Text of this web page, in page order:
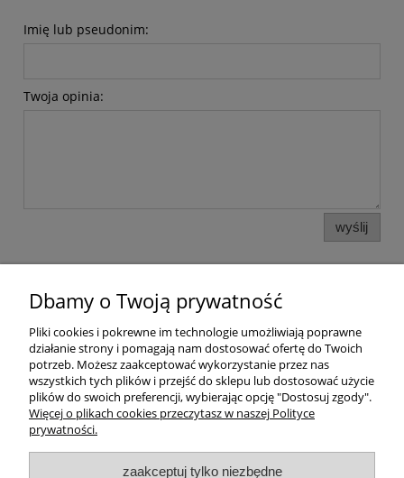
Imię lub pseudonim:
Twoja opinia:
wyślij
Pomoc
Dostawa
Moje konto
Dbamy o Twoją prywatność
Pliki cookies i pokrewne im technologie umożliwiają poprawne
działanie strony i pomagają nam dostosować ofertę do Twoich
potrzeb. Możesz zaakceptować wykorzystanie przez nas
wszystkich tych plików i przejść do sklepu lub dostosować użycie
plików do swoich preferencji, wybierając opcję "Dostosuj zgody".
Więcej o plikach cookies przeczytasz w naszej Polityce
prywatności.
zaakceptuj tylko niezbędne